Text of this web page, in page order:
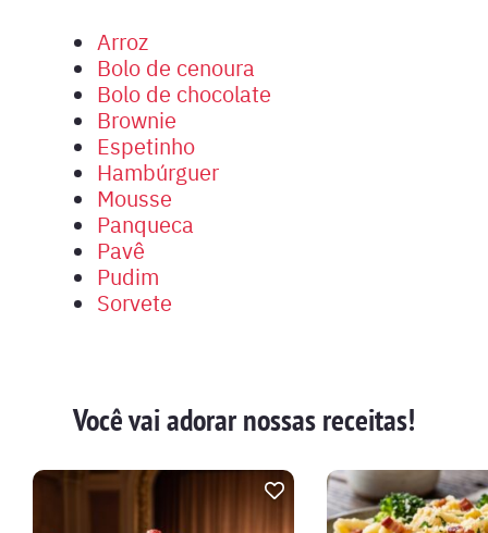
Arroz
Bolo de cenoura
Bolo de chocolate
Brownie
Espetinho
Hambúrguer
Mousse
Panqueca
Pavê
Pudim
Sorvete
Você vai adorar nossas receitas!